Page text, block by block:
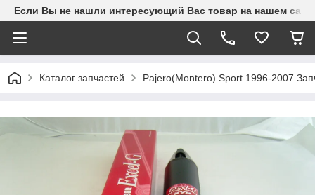
Если Вы не нашли интересующий Вас товар на нашем
Каталог запчастей Pajero(Montero) Sport 1996-2007